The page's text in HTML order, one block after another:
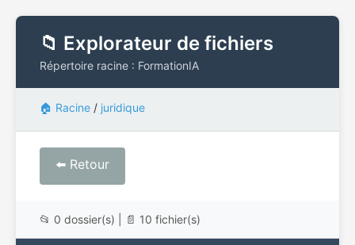
📁 Explorateur de fichiers
Répertoire racine : FormationIA
🏠 Racine / juridique
⬅️ Retour
📂 0 dossier(s) | 📄 10 fichier(s)